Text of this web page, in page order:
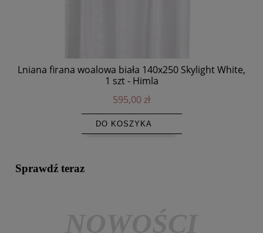
Lniana firana woalowa biała 140x250 Skylight White,
1 szt - Himla
595,00 zł
DO KOSZYKA
Sprawdź teraz